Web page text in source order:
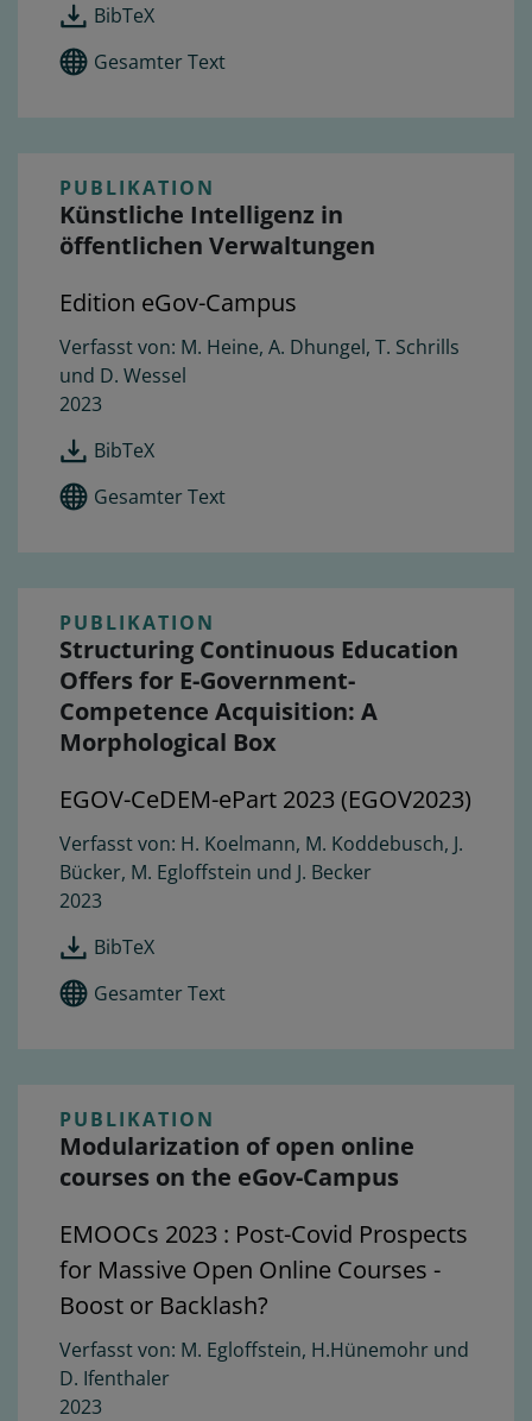
BibTeX
Gesamter Text
PUBLIKATION
Künstliche Intelligenz in
öffentlichen Verwaltungen
Edition eGov-Campus
M. Heine, A. Dhungel, T. Schrills
und D. Wessel
2023
BibTeX
Gesamter Text
PUBLIKATION
Structuring Continuous Education
Offers for E-Government-
Competence Acquisition: A
Morphological Box
EGOV-CeDEM-ePart 2023 (EGOV2023)
H. Koelmann, M. Koddebusch, J.
Bücker, M. Egloffstein und J. Becker
2023
BibTeX
Gesamter Text
PUBLIKATION
Modularization of open online
courses on the eGov-Campus
EMOOCs 2023 : Post-Covid Prospects
for Massive Open Online Courses -
Boost or Backlash?
M. Egloffstein, H.Hünemohr und
D. Ifenthaler
2023